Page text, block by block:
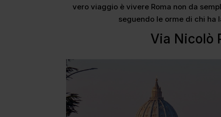
vero viaggio è vivere Roma non da
seguendo le orme di chi ha
Via Nicolò